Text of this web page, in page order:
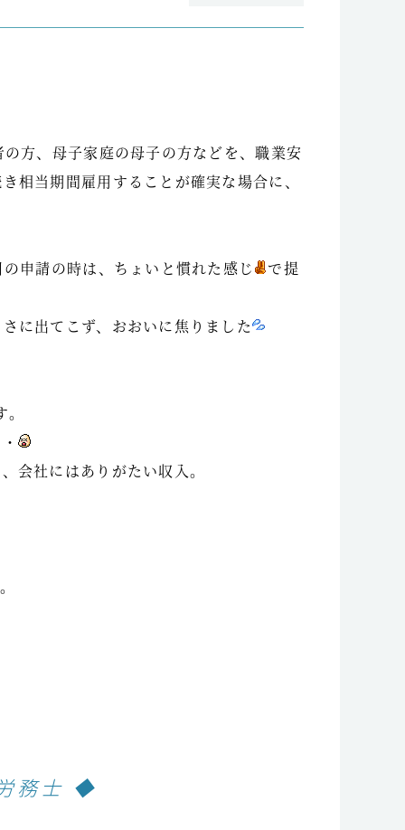
方、母子家庭の母子の方などを、職業安
相当期間雇用することが確実な場合に、
申請の時は、ちょいと慣れた感じ で提
に出てこず、おおいに焦りました
会社にはありがたい収入。
務士 ◆